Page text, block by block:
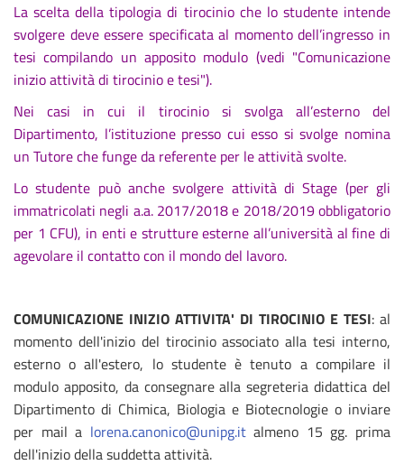
La scelta della tipologia di tirocinio che lo studente intende
svolgere deve essere specificata al momento dell’ingresso in
tesi compilando un apposito modulo (vedi "Comunicazione
inizio attività di tirocinio e tesi").
Nei casi in cui il tirocinio si svolga all’esterno del
Dipartimento, l’istituzione presso cui esso si svolge nomina
un Tutore che funge da referente per le attività svolte.
Lo studente può anche svolgere attività di Stage (per gli
immatricolati negli a.a. 2017/2018 e 2018/2019 obbligatorio
per 1 CFU), in enti e strutture esterne all’università al fine di
agevolare il contatto con il mondo del lavoro.
COMUNICAZIONE INIZIO ATTIVITA' DI TIROCINIO E TESI: al
momento dell'inizio del tirocinio associato alla tesi interno,
esterno o all'estero, lo studente è tenuto a compilare il
modulo apposito, da consegnare alla segreteria didattica del
Dipartimento di Chimica, Biologia e Biotecnologie o inviare
per mail a lorena.canonico@unipg.italmeno 15 gg. prima
dell'inizio della suddetta attività.